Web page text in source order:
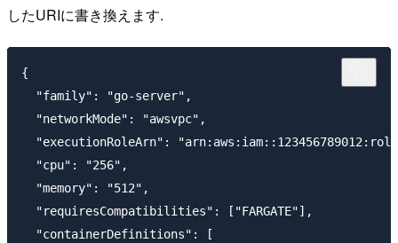
したURIに書き換えます.
{
  "family": "go-server",
  "networkMode": "awsvpc",
"executionRoleArn":
  "cpu": "256",
  "memory": "512",
  "requiresCompatibilities": ["FARGATE"],
  "containerDefinitions": [